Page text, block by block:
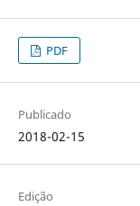
PDF
Publicado
2018-02-15
Edição